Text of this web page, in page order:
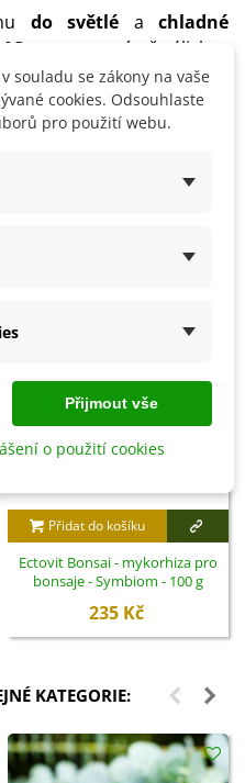
do světlé achladné
a omezte mírně zálivku.
jedovaté látky.
Přidat do košíku
Ectovit Bonsai - mykorhiza pro
bonsaje - Symbiom - 100 g
235 Kč
KATEGORIE:
souladu se zákony na vaše
cookies. Odsouhlaste
pro použití webu.
Přijmout vše
o použití cookies